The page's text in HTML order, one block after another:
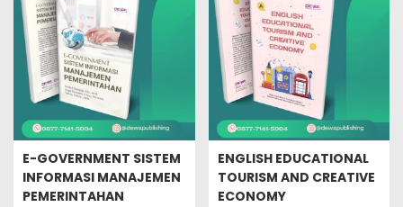
E-GOVERNMENT SISTEM
INFORMASI MANAJEMEN
PEMERINTAHAN
ENGLISH EDUCATIONAL
TOURISM AND CREATIVE
ECONOMY